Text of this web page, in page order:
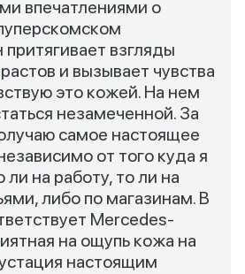
впечатлениями о
взгляды
и вызывает чувства
это кожей. На нем
незамеченной. За
самое настоящее
от того куда я
ли на работу, то ли на
либо по магазинам. В
Mercedes-
на ощупь кожа на
настоящим